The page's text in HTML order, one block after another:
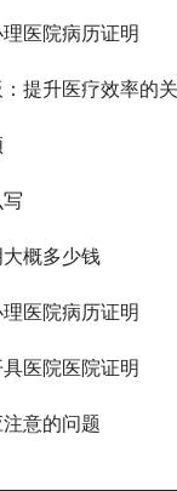
医院病历证明
提升医疗效率的
概多少钱
医院病历证明
医院医院证明
意的问题